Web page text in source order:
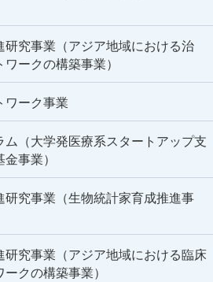
研究事業（アジア地域における治
ークの構築事業）
ワーク事業
ム（大学発医療系スタートアップ支
事業）
研究事業（生物統計家育成推進事
研究事業（アジア地域における臨床
クの構築事業）